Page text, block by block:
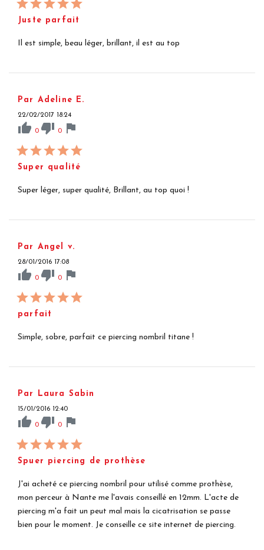
Juste parfait
Il est simple, beau léger, brillant, il est au top
Par Adeline E.
22/02/2017 18:24
thumb_up 0 thumb_down 0 flag
Super qualité
Super léger, super qualité, Brillant, au top quoi !
Par Angel v.
28/01/2016 17:08
thumb_up 0 thumb_down 0 flag
parfait
Simple, sobre, parfait ce piercing nombril titane !
Par Laura Sabin
15/01/2016 12:40
thumb_up 0 thumb_down 0 flag
Spuer piercing de prothèse
J'ai acheté ce piercing nombril pour utilisé comme prothèse,
mon perceur à Nante me l'avais conseillé en 12mm. L'acte de
piercing m'a fait un peut mal mais la cicatrisation se passe
bien pour le moment. Je conseille ce site internet de piercing.